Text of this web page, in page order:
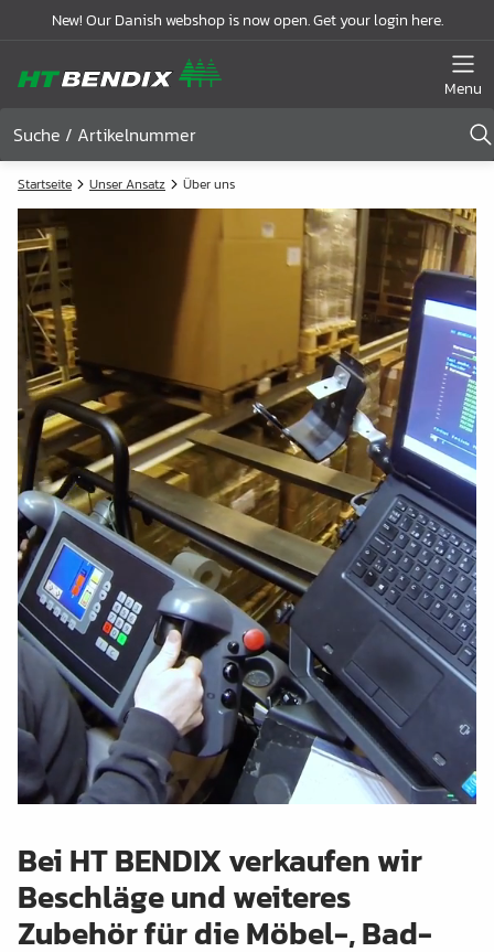
New! Our Danish webshop is now open. Get your login here.
Menu
Startseite Unser Ansatz Über uns
Bei HT BENDIX verkaufen wir
Beschläge und weiteres
Zubehör für die Möbel-, Bad-